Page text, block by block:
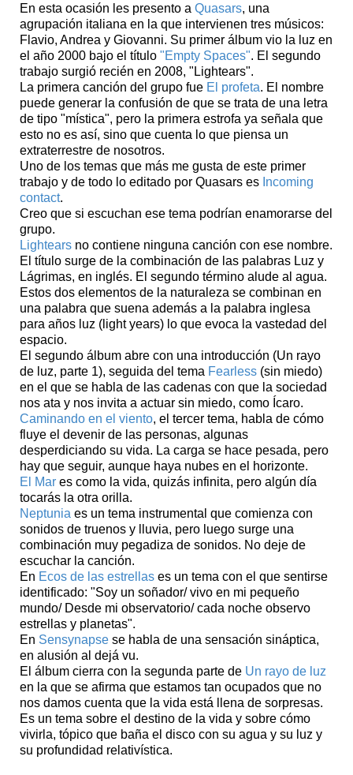
En esta ocasión les presento a Quasars, una
agrupación italiana en la que intervienen tres músicos:
Flavio, Andrea y Giovanni. Su primer álbum vio la luz en
el año 2000 bajo el título "Empty Spaces". El segundo
trabajo surgió recién en 2008, "Lightears".
La primera canción del grupo fue El profeta. El nombre
puede generar la confusión de que se trata de una letra
de tipo "mística", pero la primera estrofa ya señala que
esto no es así, sino que cuenta lo que piensa un
extraterrestre de nosotros.
Uno de los temas que más me gusta de este primer
trabajo y de todo lo editado por Quasars es Incoming
contact.
Creo que si escuchan ese tema podrían enamorarse del
grupo.
Lightears no contiene ninguna canción con ese nombre.
El título surge de la combinación de las palabras Luz y
Lágrimas, en inglés. El segundo término alude al agua.
Estos dos elementos de la naturaleza se combinan en
una palabra que suena además a la palabra inglesa
para años luz (light years) lo que evoca la vastedad del
espacio.
El segundo álbum abre con una introducción (Un rayo
de luz, parte 1), seguida del tema Fearless (sin miedo)
en el que se habla de las cadenas con que la sociedad
nos ata y nos invita a actuar sin miedo, como Ícaro.
Caminando en el viento, el tercer tema, habla de cómo
fluye el devenir de las personas, algunas
desperdiciando su vida. La carga se hace pesada, pero
hay que seguir, aunque haya nubes en el horizonte.
El Mar es como la vida, quizás infinita, pero algún día
tocarás la otra orilla.
Neptunia es un tema instrumental que comienza con
sonidos de truenos y lluvia, pero luego surge una
combinación muy pegadiza de sonidos. No deje de
escuchar la canción.
En Ecos de las estrellas es un tema con el que sentirse
identificado: "Soy un soñador/ vivo en mi pequeño
mundo/ Desde mi observatorio/ cada noche observo
estrellas y planetas".
En Sensynapse se habla de una sensación sináptica,
en alusión al dejá vu.
El álbum cierra con la segunda parte de Un rayo de luz
en la que se afirma que estamos tan ocupados que no
nos damos cuenta que la vida está llena de sorpresas.
Es un tema sobre el destino de la vida y sobre cómo
vivirla, tópico que baña el disco con su agua y su luz y
su profundidad relativística.